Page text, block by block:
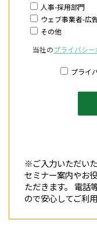
人事-採用部門
ウェブ事業者-広
その他
当社のプライバシ
プライ
※ご入力いただい
セミナー案内やお
ただきます。 電話
ので安心してご利